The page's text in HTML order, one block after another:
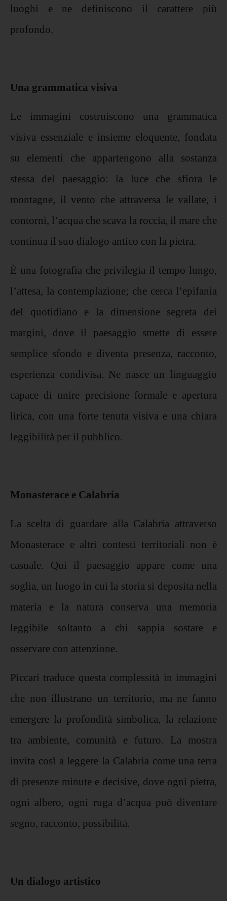
luoghi e ne definiscono il carattere più
profondo.
Una grammatica visiva
Le immagini costruiscono una grammatica
visiva essenziale e insieme eloquente, fondata
su elementi che appartengono alla sostanza
stessa del paesaggio: la luce che sfiora le
montagne, il vento che attraversa le vallate, i
contorni, l’acqua che scava la roccia, il mare che
continua il suo dialogo antico con la pietra.
È una fotografia che privilegia il tempo lungo,
l’attesa, la contemplazione; che cerca l’epifania
del quotidiano e la dimensione segreta dei
margini, dove il paesaggio smette di essere
semplice sfondo e diventa presenza, racconto,
esperienza condivisa. Ne nasce un linguaggio
capace di unire precisione formale e apertura
lirica, con una forte tenuta visiva e una chiara
leggibilità per il pubblico.
Monasterace e Calabria
La scelta di guardare alla Calabria attraverso
Monasterace e altri contesti territoriali non è
casuale. Qui il paesaggio appare come una
soglia, un luogo in cui la storia si deposita nella
materia e la natura conserva una memoria
leggibile soltanto a chi sappia sostare e
osservare con attenzione.
Piccari traduce questa complessità in immagini
che non illustrano un territorio, ma ne fanno
emergere la profondità simbolica, la relazione
tra ambiente, comunità e futuro. La mostra
invita così a leggere la Calabria come una terra
di presenze minute e decisive, dove ogni pietra,
ogni albero, ogni ruga d’acqua può diventare
segno, racconto, possibilità.
Un dialogo artistico